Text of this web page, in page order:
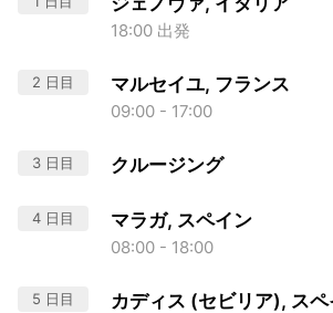
18:00 出発
2 日目 マルセイユ, フランス
09:00 - 17:00
3 日目 クルージング
4 日目 マラガ, スペイン
08:00 - 18:00
5 日目 カディス (セビリア), スペ